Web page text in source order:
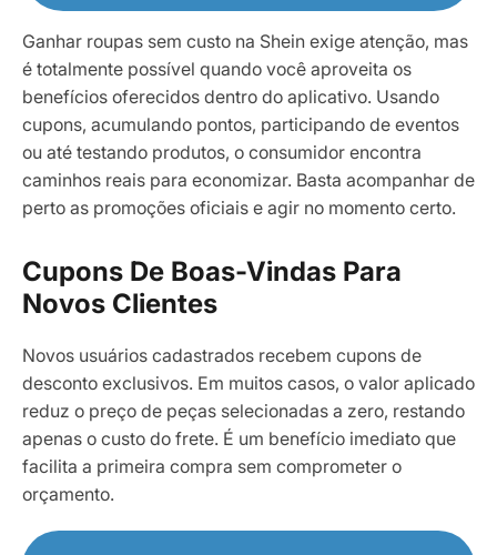
Ganhar roupas sem custo na Shein exige atenção, mas
é totalmente possível quando você aproveita os
benefícios oferecidos dentro do aplicativo. Usando
cupons, acumulando pontos, participando de eventos
ou até testando produtos, o consumidor encontra
caminhos reais para economizar. Basta acompanhar de
perto as promoções oficiais e agir no momento certo.
Cupons De Boas-Vindas Para
Novos Clientes
Novos usuários cadastrados recebem cupons de
desconto exclusivos. Em muitos casos, o valor aplicado
reduz o preço de peças selecionadas a zero, restando
apenas o custo do frete. É um benefício imediato que
facilita a primeira compra sem comprometer o
orçamento.